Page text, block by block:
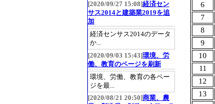
6
7
8
9
10
11
12
13
[2020/09/27 15:08]経済セン
サス2014と建築業2019を追
加
経済センサス2014のデータ
か...
[2020/09/03 15:43]環境、労
働、教育のページを刷新
環境、労働、教育の各ペー
ジを最...
[2020/08/21 20:50]商業、農